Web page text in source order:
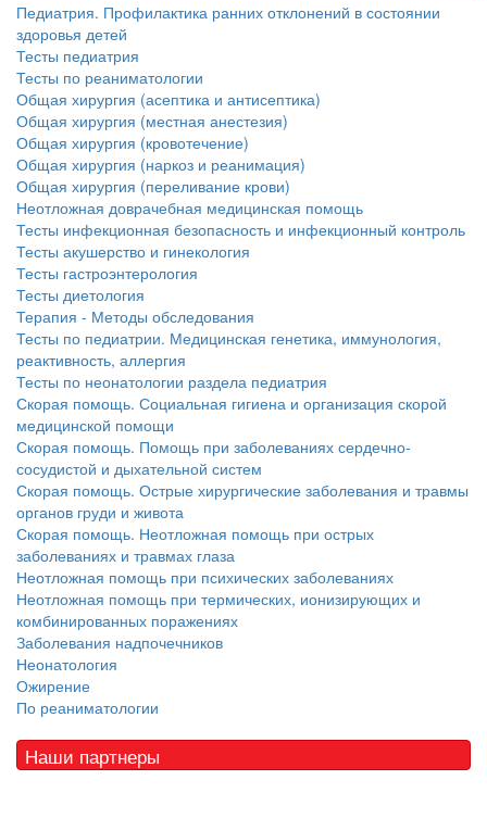
Педиатрия. Профилактика ранних отклонений в состоянии
здоровья детей
Тесты педиатрия
Тесты по реаниматологии
Общая хирургия (асептика и антисептика)
Общая хирургия (местная анестезия)
Общая хирургия (кровотечение)
Общая хирургия (наркоз и реанимация)
Общая хирургия (переливание крови)
Неотложная доврачебная медицинская помощь
Тесты инфекционная безопасность и инфекционный контроль
Тесты акушерство и гинекология
Тесты гастроэнтерология
Тесты диетология
Терапия - Методы обследования
Тесты по педиатрии. Медицинская генетика, иммунология,
реактивность, аллергия
Тесты по неонатологии раздела педиатрия
Скорая помощь. Социальная гигиена и организация скорой
медицинской помощи
Скорая помощь. Помощь при заболеваниях сердечно-
сосудистой и дыхательной систем
Скорая помощь. Острые хирургические заболевания и травмы
органов груди и живота
Скорая помощь. Неотложная помощь при острых
заболеваниях и травмах глаза
Неотложная помощь при психических заболеваниях
Неотложная помощь при термических, ионизирующих и
комбинированных поражениях
Заболевания надпочечников
Неонатология
Ожирение
По реаниматологии
Наши партнеры